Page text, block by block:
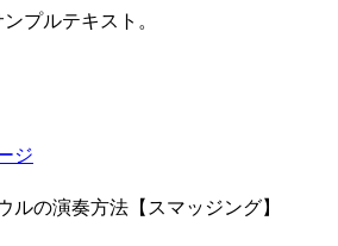
プルテキスト。
ジ
ルの演奏方法【スマッジング】